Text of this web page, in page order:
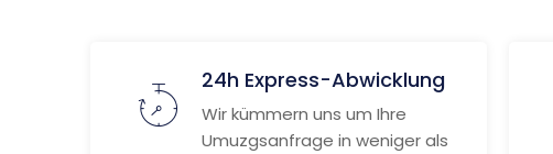
24h Express-Abwicklung
Wir kümmern uns um Ihre
Umuzgsanfrage in weniger als